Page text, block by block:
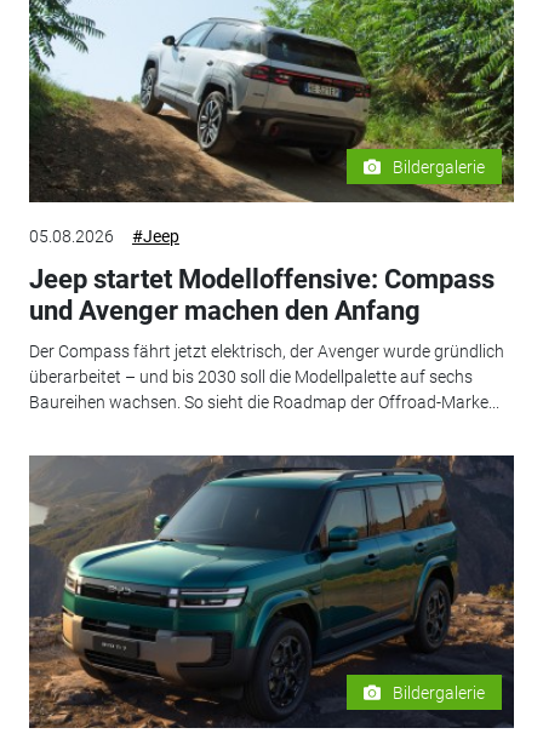
Bildergalerie
05.08.2026 #Jeep
Jeep startet Modelloffensive: Compass
und Avenger machen den Anfang
Der Compass fährt jetzt elektrisch, der Avenger wurde gründlich
überarbeitet – und bis 2030 soll die Modellpalette auf sechs
Baureihen wachsen. So sieht die Roadmap der Offroad-Marke...
Bildergalerie